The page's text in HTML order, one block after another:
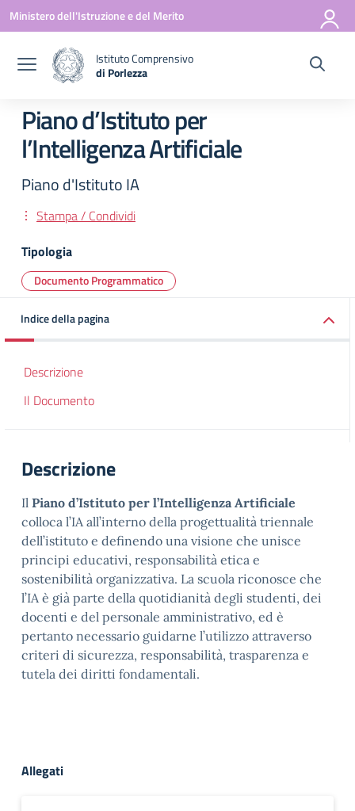
Vai ai contenuti
Vai al menu di navigazione
Vai al footer
Ministero dell'Istruzione e del Merito
Istituto Comprensivo
di Porlezza
Piano d’Istituto per
l’Intelligenza Artificiale
Piano d'Istituto IA
Stampa / Condividi
Tipologia
Documento Programmatico
Indice della pagina
Descrizione
Il Documento
Descrizione
Il Piano d’Istituto per l’Intelligenza Artificiale
colloca l’IA all’interno della progettualità triennale
dell’istituto e definendo una visione che unisce
principi educativi, responsabilità etica e
sostenibilità organizzativa. La scuola riconosce che
l’IA è già parte della quotidianità degli studenti, dei
docenti e del personale amministrativo, ed è
pertanto necessario guidarne l’utilizzo attraverso
criteri di sicurezza, responsabilità, trasparenza e
tutela dei diritti fondamentali.
Allegati